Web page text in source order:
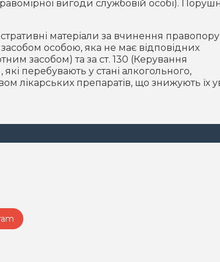
вигоди службовій особі).
матеріали за вчинення
особою, яка не має відповідних
засобом) та за ст. 130 (Керування
перебувають у стані алкогольного,
лікарських препаратів, що знижують їх